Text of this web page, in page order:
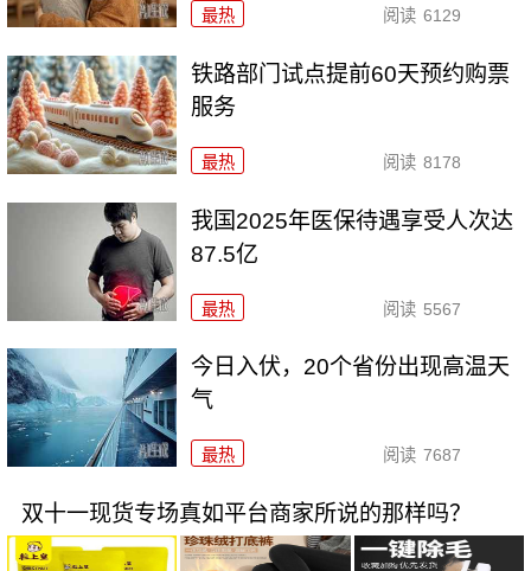
最热 阅读 6129
铁路部门试点提前60天预约购票
服务
最热 阅读 8178
我国2025年医保待遇享受人次达
87.5亿
最热 阅读 5567
今日入伏，20个省份出现高温天
气
最热 阅读 7687
双十一现货专场真如平台商家所说的那样吗？